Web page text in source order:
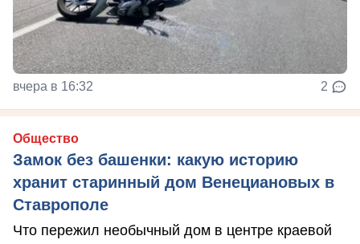
вчера в 16:32 2
Общество
Замок без башенки: какую историю
хранит старинный дом Венециановых в
Ставрополе
Что пережил необычный дом в центре краевой